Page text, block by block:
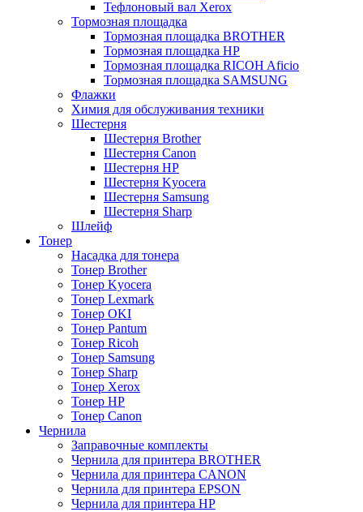
Тефлоновый вал Xerox
Тормозная площадка
Тормозная площадка BROTHER
Тормозная площадка HP
Тормозная площадка RICOH Aficio
Тормозная площадка SAMSUNG
Флажки
Химия для обслуживания техники
Шестерня
Шестерня Brother
Шестерня Canon
Шестерня HP
Шестерня Kyocera
Шестерня Samsung
Шестерня Sharp
Шлейф
Тонер
Насадка для тонера
Тонер Brother
Тонер Kyocera
Тонер Lexmark
Тонер OKI
Тонер Pantum
Тонер Ricoh
Тонер Samsung
Тонер Sharp
Тонер Xerox
Тонер НР
Тонер Саnon
Чернила
Заправочные комплекты
Чернила для принтера BROTHER
Чернила для принтера CANON
Чернила для принтера EPSON
Чернила для принтера HP